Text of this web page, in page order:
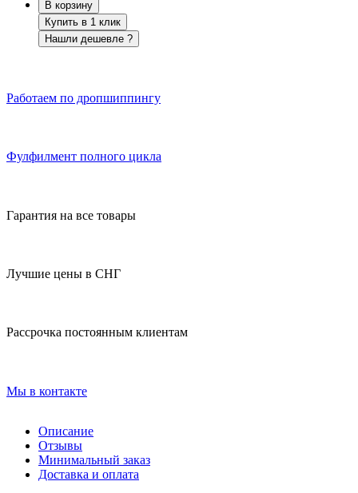
В корзину
Купить в 1 клик
Нашли дешевле ?
Работаем по дропшиппингу
Фулфилмент полного цикла
Гарантия на все товары
Лучшие цены в СНГ
Рассрочка постоянным клиентам
Мы в контакте
Описание
Отзывы
Минимальный заказ
Доставка и оплата